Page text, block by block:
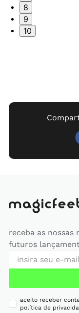
8
9
10
receba as nossas
futuros
aceito receber
política de